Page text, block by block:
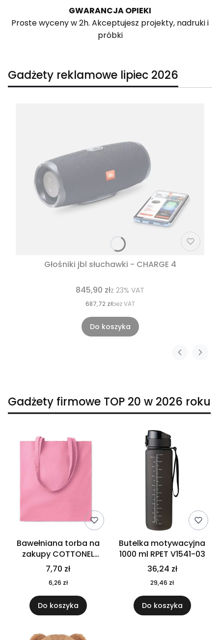
GWARANCJA OPIEKI
Proste wyceny w 2h. Akceptujesz projekty, nadruki i
próbki
Gadżety reklamowe lipiec 2026
Głośniki jbl słuchawki - CHARGE 4
845,90 złz 23% VAT
687,72 złbez VAT
Do koszyka
Gadżety firmowe TOP 20 w 2026 roku
Bawełniana torba na
zakupy COTTONEL
COLOUR++ MO9846-11
7,70 zł
6,26 zł
Do koszyka
Butelka motywacyjna
1000 ml RPET V1541-03
36,24 zł
29,46 zł
Do koszyka